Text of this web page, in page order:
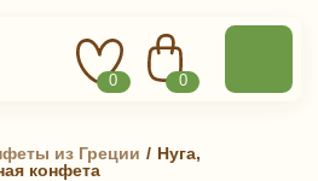
из Греции / Нуга,
конфета